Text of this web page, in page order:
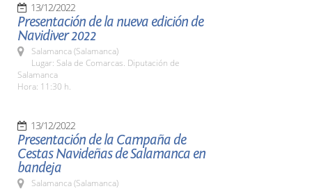
13/12/2022
Presentación de la nueva edición de
Navidiver 2022
Salamanca (Salamanca)
Lugar: Sala de Comarcas. Diputación de
Salamanca
Hora: 11:30 h.
13/12/2022
Presentación de la Campaña de
Cestas Navideñas de Salamanca en
bandeja
Salamanca (Salamanca)